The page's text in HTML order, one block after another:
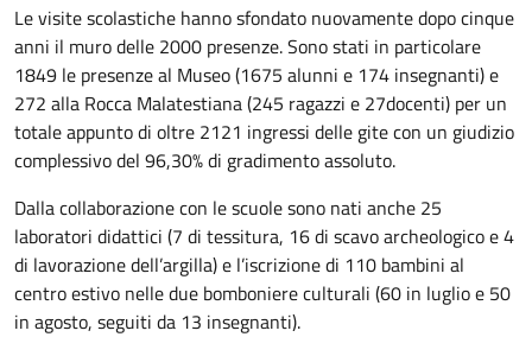
Le visite scolastiche hanno sfondato nuovamente dopo cinque
anni il muro delle 2000 presenze. Sono stati in particolare
1849 le presenze al Museo (1675 alunni e 174 insegnanti) e
272 alla Rocca Malatestiana (245 ragazzi e 27docenti) per un
totale appunto di oltre 2121 ingressi delle gite con un giudizio
complessivo del 96,30% di gradimento assoluto.
Dalla collaborazione con le scuole sono nati anche 25
laboratori didattici (7 di tessitura, 16 di scavo archeologico e 4
di lavorazione dell’argilla) e l’iscrizione di 110 bambini al
centro estivo nelle due bomboniere culturali (60 in luglio e 50
in agosto, seguiti da 13 insegnanti).